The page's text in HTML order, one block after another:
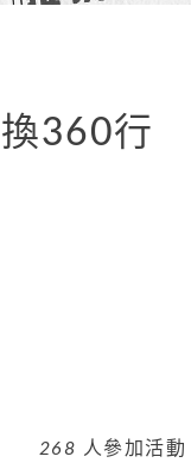
360行
268 人參加活動